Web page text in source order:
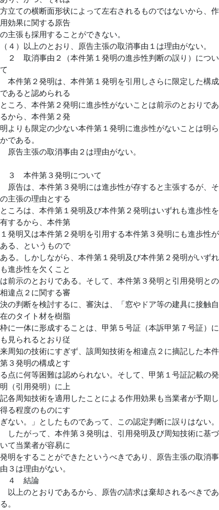
方立ての横断面形状によって左右されるものではないから、作
用効果に関する原告
の主張も採用することができない。
（４）以上のとおり、原告主張の取消事由１は理由がない。
２ 取消事由２（本件第１発明の進歩性判断の誤り）につい
て
本件第２発明は、本件第１発明を引用しさらに限定した構成
であると認められる
ところ、本件第２発明に進歩性がないことは前示のとおりであ
るから、本件第２発
明よりも限定の少ない本件第１発明に進歩性がないことは明ら
かである。
原告主張の取消事由２は理由がない。
３ 本件第３発明について
原告は、本件第３発明には進歩性が存すると主張するが、そ
の主張の理由とする
ところは、本件第１発明及び本件第２発明はいずれも進歩性を
有するから、本件第
１発明又は本件第２発明を引用する本件第３発明にも進歩性が
ある、というもので
ある。しかしながら、本件第１発明及び本件第２発明がいずれ
も進歩性を欠くこと
は前示のとおりである。そして、本件第３発明と引用発明との
相違点２に関する審
決の判断を検討するに、審決は、「窓やドア等の建具に接触自
在のタイト材を樹脂
枠に一体に形成することは、甲第５号証（本訴甲第７号証）に
も見られるとおり従
来周知の技術にすぎず、該周知技術を相違点２に摘記した本件
第３発明の構成とす
る点に何等困難は認められない。そして、甲第１号証記載の発
明（引用発明）に上
記各周知技術を適用したことによる作用効果も当業者が予期し
得る程度のものにす
ぎない。」としたものであって、この認定判断に誤りはない。
したがって、本件第３発明は、引用発明及び周知技術に基づ
いて当業者が容易に
発明をすることができたというべきであり、原告主張の取消事
由３は理由がない。
４ 結論
以上のとおりであるから、原告の請求は棄却されるべきであ
る。